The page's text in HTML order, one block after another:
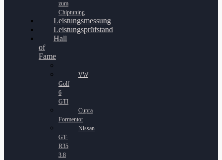
zum
Chiptuning
Leistungsmessung
Leistungsprüfstand
Hall
of
Fame
VW
Golf
6
GTI
Cupra
Formentor
Nissan
GT-
R35
3.8